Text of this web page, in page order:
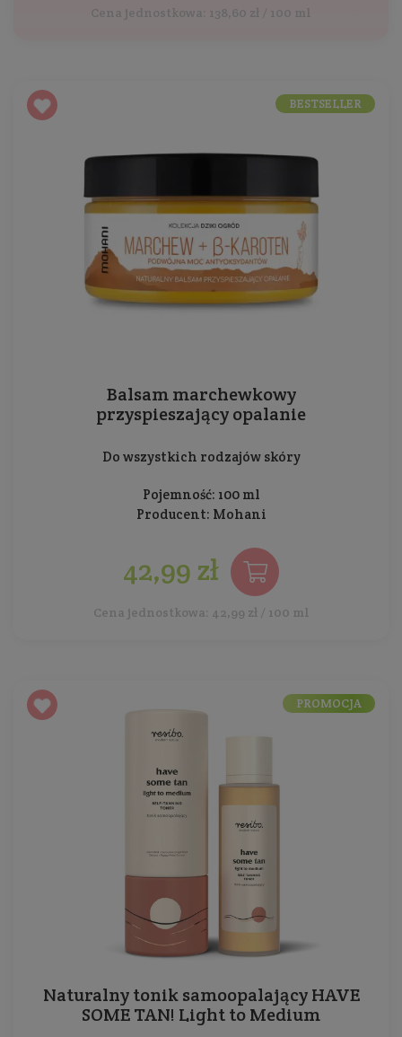
Cena jednostkowa: 138,60 zł / 100 ml
Balsam marchewkowy
przyspieszający opalanie
Do wszystkich rodzajów skóry
Pojemność: 100 ml
Producent: Mohani
42,99 zł
Cena jednostkowa: 42,99 zł / 100 ml
BESTSELLER
Naturalny tonik samoopalający HAVE
SOME TAN! Light to Medium
PROMOCJA